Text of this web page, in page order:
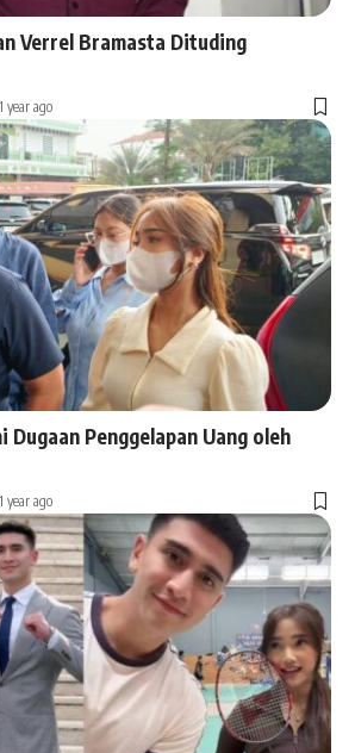
Verrel Bramasta Dituding
1 year ago
Dugaan Penggelapan Uang oleh
1 year ago